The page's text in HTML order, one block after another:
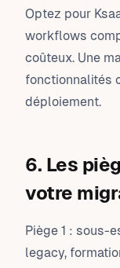
Optez pour
workflows
coûteux. Une
fonctionnalités
déploiement.
6. Les
votre
Piège 1 : sous-
legacy,